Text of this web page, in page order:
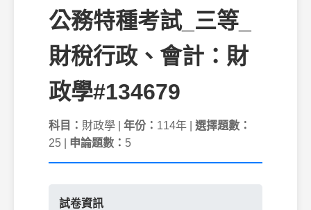
公務特種考試_三等_
財稅行政、會計：財
政學#134679
科目： 財政學 | 年份： 114年 | 選擇題數：
25 | 申論題數： 5
試卷資訊